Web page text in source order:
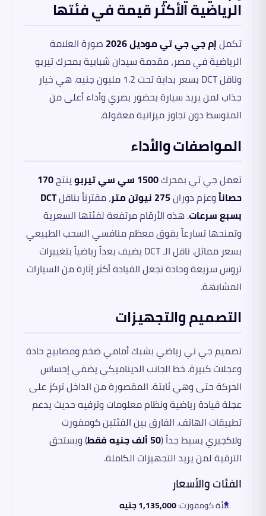
الرياضية الأكثر قيمة في فئتها
تكملإم جي جي تي موديل 2026
صورة العلامة
الرياضية في مصر، مقدمة سيدان شبابية بمحرك تيربو
وناقل DCT بسعر بداية تحت 1.2 مليون جنيه. هي خيار
جذاب لمن يريد سيارة بحضور بصري وأداء أعلى من
المتوسط دون تجاوز ميزانية معقولة.
المواصفات والأداء
تعمل جي تي بمحرك1500 سي سي تيربو ينتج170
حصاناًوعزم دوران275 نيوتن متر ، مقترناً بناقلDCT
بسبع سرعات. هذه الأرقام مرتفعة لفئتها السعرية
وتمنحها تسارعاً يفوق معظم منافسي السحب الطبيعي
بسعر مماثل. ناقل الـ DCT يضيف بعداً رياضياً بتغييرات
تروس سريعة وحادة تجعل القيادة أكثر إثارة من السيارات
المشابهة.
التصميم والتجهيزات
تصميم جي تي رياضي بشبك أمامي ضخم ومصابيح حادة
وعجلات كبيرة. خط الجانب الديناميكي يضفي إحساس
الحركة حتى وهي ثابتة. المقصورة من الداخل تركز على
عجلة قيادة رياضية ونظام معلومات وترفيه حديث يدعم
تطبيقات الهاتف. الفارق بين الفئتين كومفورت
ولاكجيري بسيط جداً (50 ألف جنيه فقط
) ويستحق
الترقية لمن يريد التجهيزات الكاملة.
الفئات والأسعار
فئة كومفورت:1,135,000 جنيه